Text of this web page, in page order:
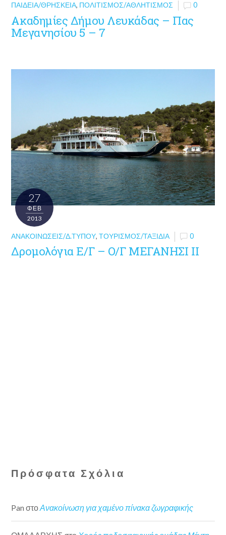
ΠΑΙΔΕΊΑ/ΘΡΗΣΚΕΊΑ, ΠΟΛΙΤΙΣΜΌΣ/ΑΘΛΗΤΙΣΜΌΣ 0
Ακαδημίες Δήμου Λευκάδας – Πας
Μεγανησίου 5 – 7
27
ΦΕΒ
2013
ΑΝΑΚΟΙΝΏΣΕΙΣ/Δ.ΤΎΠΟΥ,ΤΟΥΡΙΣΜΌΣ/ΤΑΞΊΔΙΑ 0
Δρομολόγια Ε/Γ – Ο/Γ ΜΕΓΑΝΗΣΙ ΙΙ
Πρόσφατα Σχόλια
Pan στοΑνακοίνωση για χαμένο πίνακα ζωγραφικής